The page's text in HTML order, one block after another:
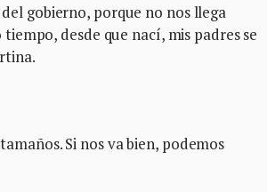
gobierno, porque no nos llega
desde que nací, mis padres se
Si nos va bien, podemos